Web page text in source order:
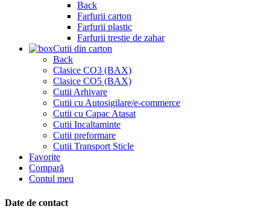
Back
Farfurii carton
Farfurii plastic
Farfurii trestie de zahar
Cutii din carton
Back
Clasice CO3 (BAX)
Clasice CO5 (BAX)
Cutii Arhivare
Cutii cu Autosigilare/e-commerce
Cutii cu Capac Atasat
Cutii Incaltaminte
Cutii preformare
Cutii Transport Sticle
Favorite
Compară
Contul meu
Date de contact